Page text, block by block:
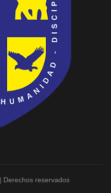
reservados